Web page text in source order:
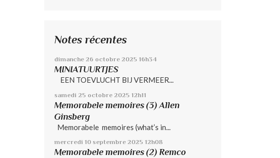
Notes récentes
dimanche 26 octobre 2025 16h34
MINIATUURTJES
EEN TOEVLUCHT BIJ VERMEER...
samedi 25 octobre 2025 12h11
Memorabele memoires (3) Allen
Ginsberg
Memorabele memoires (what’s in...
mercredi 10 septembre 2025 12h08
Memorabele memoires (2) Remco